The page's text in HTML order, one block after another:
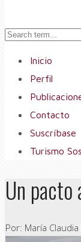
Inicio
Perfil
Contacto
Suscríbase
Turismo
Un
Por: María